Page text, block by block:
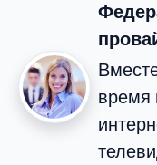
время